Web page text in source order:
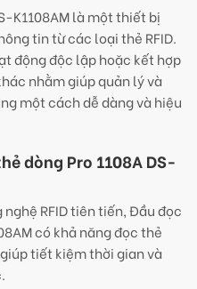
K1108AM là một thiết bị
tin từ các loại thẻ RFID.
động độc lập hoặc kết hợp
nhằm giúp quản lý và
một cách dễ dàng và hiệu
dòng Pro 1108A DS-
RFID tiên tiến, Đầu đọc
có khả năng đọc thẻ
tiết kiệm thời gian và